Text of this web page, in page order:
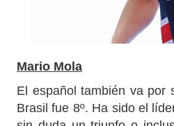
Mario Mola
El español también va por
Brasil fue 8º. Ha sido el